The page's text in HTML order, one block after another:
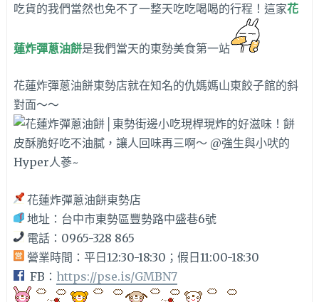
吃貨的我們當然也免不了一整天吃吃喝喝的行程！這家花
蓮炸彈蔥油餅是我們當天的東勢美食第一站
花蓮炸彈蔥油餅東勢店就在知名的仇媽媽山東餃子館的斜
對面～～
花蓮炸彈蔥油餅東勢店
地址：台中市東勢區豐勢路中盛巷6號
電話：0965-328 865
營業時間：平日12:30-18:30；假日11:00-18:30
FB： https://pse.is/GMBN7